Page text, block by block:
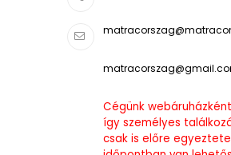
Cégünk
így személyes
csak is előre